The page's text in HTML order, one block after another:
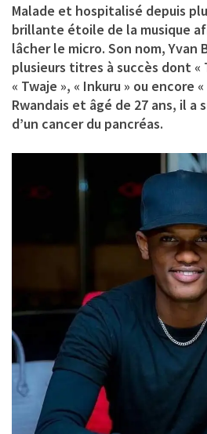
Malade et hospitalisé depuis
brillante étoile de la musique
lâcher le micro. Son nom, Yvan
plusieurs titres à succès dont «
« Twaje », « Inkuru » ou encore
Rwandais et âgé de 27 ans, il a
d’un cancer du pancréas.